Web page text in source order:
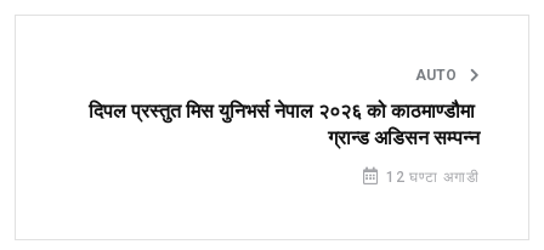
AUTO
दिपल प्रस्तुत मिस युनिभर्स नेपाल २०२६ को काठमाण्डौमा
ग्रान्ड अडिसन सम्पन्न
12 घण्टा अगाडी